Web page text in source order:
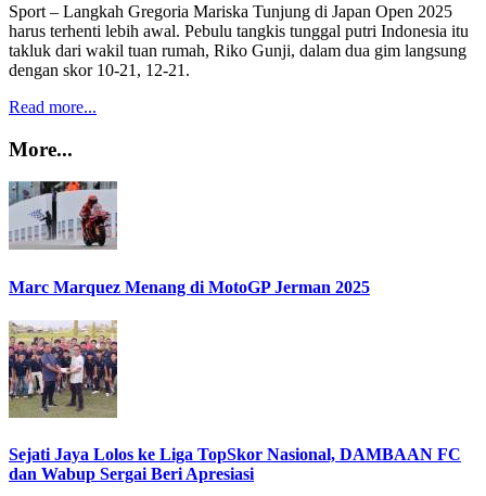
Sport – Langkah Gregoria Mariska Tunjung di Japan Open 2025
harus terhenti lebih awal. Pebulu tangkis tunggal putri Indonesia itu
takluk dari wakil tuan rumah, Riko Gunji, dalam dua gim langsung
dengan skor 10-21, 12-21.
Read more...
More...
Marc Marquez Menang di MotoGP Jerman 2025
Sejati Jaya Lolos ke Liga TopSkor Nasional, DAMBAAN FC
dan Wabup Sergai Beri Apresiasi